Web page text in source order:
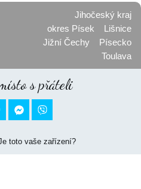
Jihočeský kraj
okres Písek
Lišnice
Jižní Čechy
Písecko
Toulava
s přáteli
toto vaše zařízení?